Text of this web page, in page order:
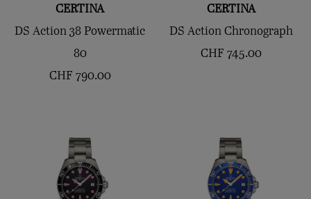
CERTINA
DS Action 38 Powermatic
80
CHF 790.00
CERTINA
DS Action Chronograph
CHF 745.00